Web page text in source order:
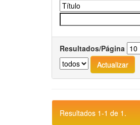
Resultados/Página
Resultados 1-1 de 1.